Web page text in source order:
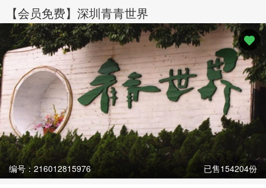
【会员免费】深圳青青世界
编号：216012815976 已售154204份